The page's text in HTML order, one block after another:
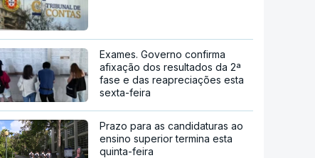
Exames. Governo confirma
afixação dos resultados da 2ª
fase e das reapreciações esta
sexta-feira
Prazo para as candidaturas ao
ensino superior termina esta
quinta-feira